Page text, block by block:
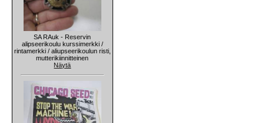
SA RAuk - Reservin
alipseerikoulu kurssimerkki /
rintamerkki / aliupseerikoulun risti,
mutterikiinnitteinen
Näytä